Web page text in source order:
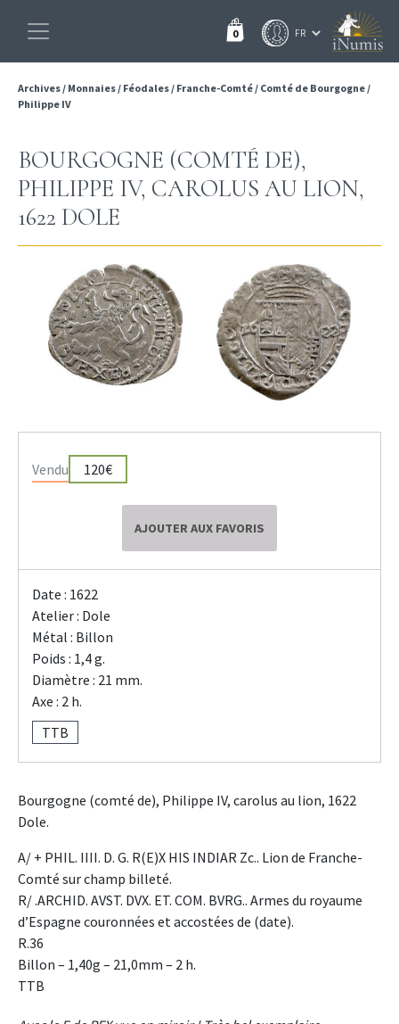
0
Archives/ Monnaies/ Féodales/ Franche-Comté/ Comté de Bourgogne/
Philippe IV
BOURGOGNE (COMTÉ DE),
PHILIPPE IV, CAROLUS AU LION,
1622 DOLE
Vendu 120€
AJOUTER AUX FAVORIS
Date : 1622
Atelier : Dole
Métal : Billon
Poids : 1,4 g.
Diamètre : 21 mm.
Axe : 2 h.
TTB
Bourgogne (comté de), Philippe IV, carolus au lion, 1622
Dole.
A/ + PHIL. IIII. D. G. R(E)X HIS INDIAR Zc.. Lion de Franche-
Comté sur champ billeté.
R/ .ARCHID. AVST. DVX. ET. COM. BVRG.. Armes du royaume
d’Espagne couronnées et accostées de (date).
R.36
Billon – 1,40g – 21,0mm – 2 h.
TTB